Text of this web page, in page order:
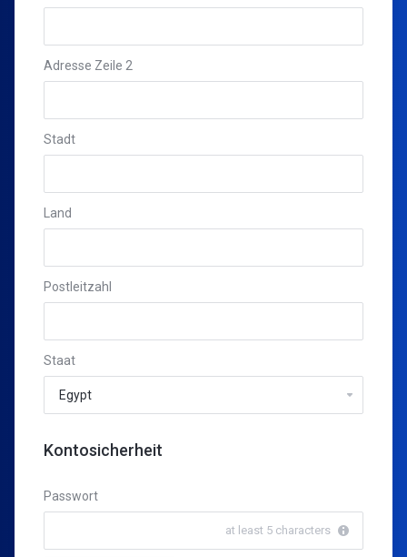
Adresse Zeile 2
Stadt
Land
Postleitzahl
Staat
Kontosicherheit
Passwort
at least 5 characters